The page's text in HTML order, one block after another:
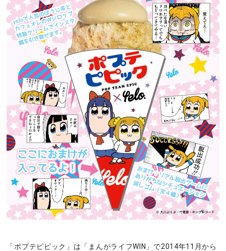
「ポプテピピック」は「まんがライフWIN」で2014年11月から